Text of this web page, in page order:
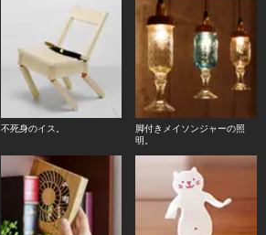
不死身のイス。
脚付きメイソンジャーの照
明。